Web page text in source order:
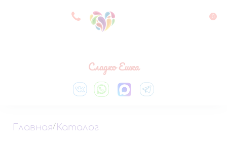
8 927 083 33 05 0
Сладко Ешка
Главная/ Каталог